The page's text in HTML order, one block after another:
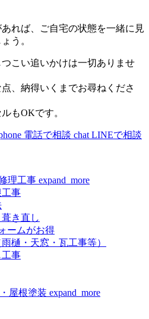
れば、ご自宅の状態を一緒に見
う。
こい追いかけは一切ありませ
、納得いくまでお尋ねくださ
もOKです。
電話で相談 chat LINEで相談
理工事 expand_more
工事
き直し
ームがお得
樋・天窓・瓦工事等）
事
屋根塗装 expand_more